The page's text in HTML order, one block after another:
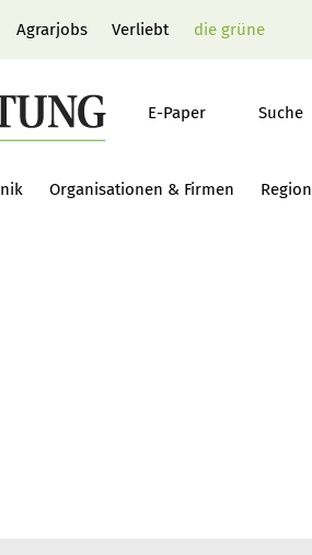
Agrarjobs Verliebt die grüne
E-Paper Suche
Organisationen & Firmen Region